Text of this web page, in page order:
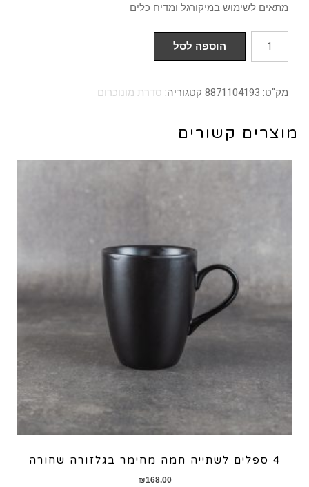
מתאים לשימוש במיקורגל ומדיח כלים
כמות
של
ספלים
חמה
הוספה לסל
מק"ט: 8871104193 קטגוריה: סדרת מונוכרום
מוצרים קשורים
4 ספלים לשתייה חמה מחימר בגלזורה שחורה
₪168.00